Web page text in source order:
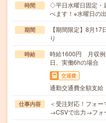
時間
◇平日水曜日固定
べます！※水曜日の
期間
【期間限定】8月
り
時給
時給1600円 月収例
日、実働6hの場合
交通費
通勤交通費全額支給
仕事内容
＜受注対応！フォ
→CSVで出力→フォ